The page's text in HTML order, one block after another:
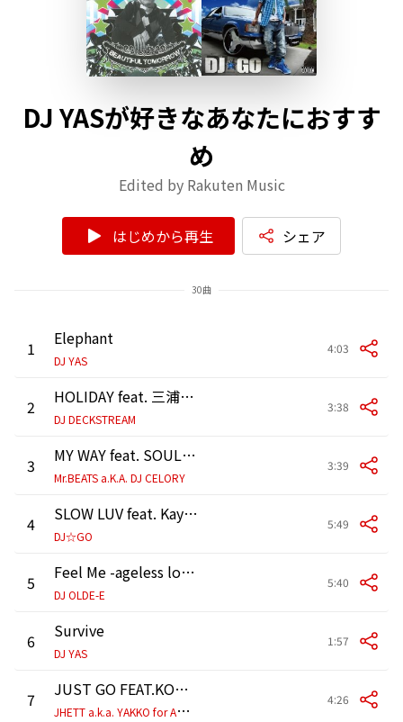
DJ YASが好きなあなたにおすす
め
Edited by Rakuten Music
はじめから再生 シェア
30曲
1 Elephant
DJ YAS
4:03
2 HOLIDAY feat. 三浦大知
DJ DECKSTREAM
3:38
3 MY WAY feat. SOUL SCREAM
Mr.BEATS a.K.A. DJ CELORY
3:39
4 SLOW LUV feat. Kayzabro & 詩音
DJ☆GO
5:49
5 Feel Me -ageless love- feat.“E”qual, EL LATINO and Ms.OOJA
DJ OLDE-E
5:40
6 Survive
DJ YAS
1:57
7
JUST GO FEAT.KODA KUMI
J
HETT a.k.a. YAKKO for AQUARIUS
4:26